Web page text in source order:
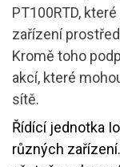
PT100RTD,
zařízení
Kromě toho
akcí, které
sítě.
Řídící jednotka
různých